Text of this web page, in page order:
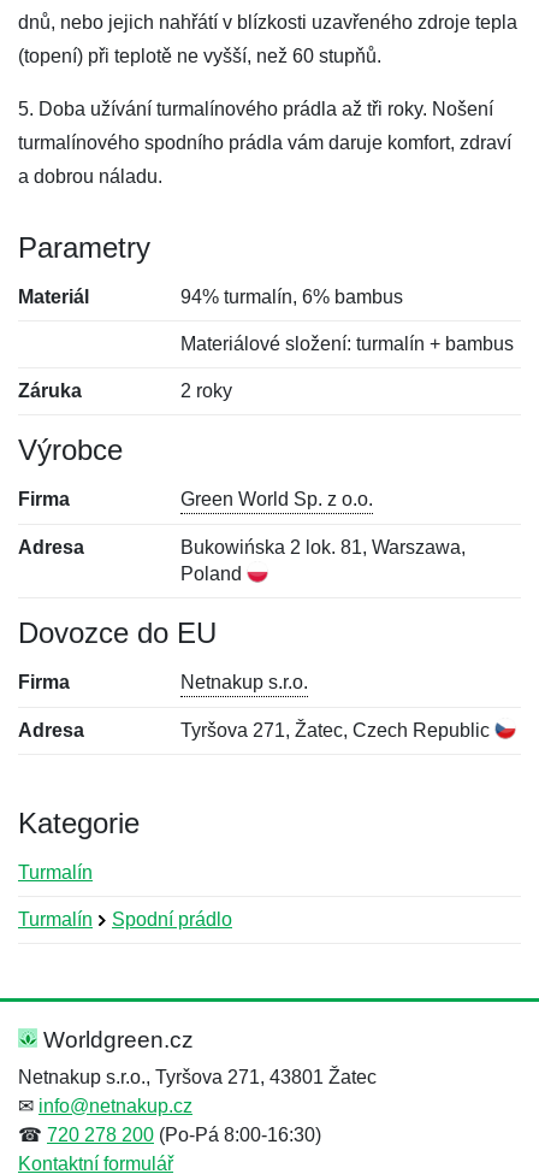
dnů, nebo jejich nahřátí v blízkosti uzavřeného zdroje tepla
(topení) při teplotě ne vyšší, než 60 stupňů.
5. Doba užívání turmalínového prádla až tři roky. Nošení
turmalínového spodního prádla vám daruje komfort, zdraví
a dobrou náladu.
Parametry
Materiál 94% turmalín, 6% bambus
Materiálové složení: turmalín + bambus
Záruka 2 roky
Výrobce
Firma Green World Sp. z o.o.
Adresa
Bukowińska 2 lok. 81, Warszawa,
Poland
Dovozce do EU
Firma Netnakup s.r.o.
Adresa Tyršova 271, Žatec, Czech Republic
Kategorie
Turmalín
Turmalín Spodní prádlo
Hodnocení:
Jméno: *
Jméno:
E-mail:*
Worldgreen.cz
Netnakup s.r.o., Tyršova 271, 43801 Žatec
✉ info@netnakup.cz
☎ 720 278 200 (Po-Pá 8:00-16:30)
Kontaktní formulář